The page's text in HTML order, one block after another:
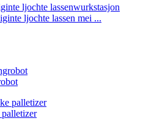
ljochte lassen mei ...